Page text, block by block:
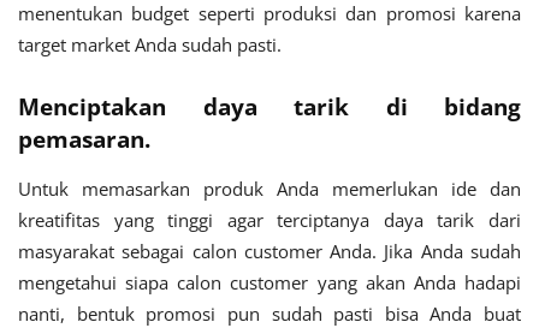
menentukan budget seperti produksi dan promosi karena
target market Anda sudah pasti.
Menciptakan daya tarik di bidang
pemasaran.
Untuk memasarkan produk Anda memerlukan ide dan
kreatifitas yang tinggi agar terciptanya daya tarik dari
masyarakat sebagai calon customer Anda. Jika Anda sudah
mengetahui siapa calon customer yang akan Anda hadapi
nanti, bentuk promosi pun sudah pasti bisa Anda buat